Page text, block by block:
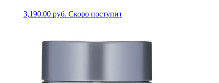
3,190.00 руб. Скоро поступит